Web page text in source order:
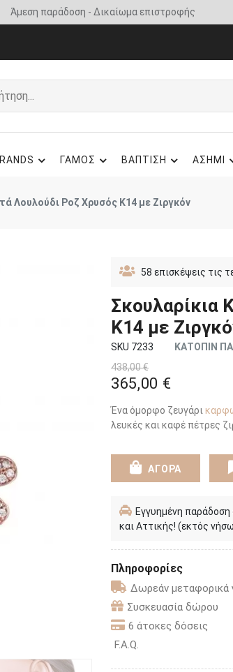
Άμεση παράδοση - Δικαίωμα επιστροφής
ΓΑΜΟΣ ΒΑΠΤΙΣΗ ΑΣΗΜΙ
Λουλούδι Ροζ Χρυσός Κ14 με Ζιργκόν
58 επισκέψεις τις
Σκουλαρίκια
Κ14 με
SKU 7233
ΚΑΤΟΠΙΝ
438,00 €
365,00 €
Ένα όμορφο ζευγάρι
λευκές και καφέ πέτρες
ΑΓΟΡΑ
Εγγυημένη παράδοση
και Αττικής! (εκτός
Πληροφορίες
Δωρεάν μεταφορικά
Συσκευασία δώρου
6 άτοκες δόσεις
F.A.Q.